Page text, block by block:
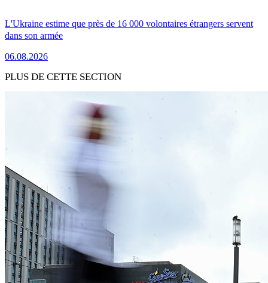
L'Ukraine estime que près de 16 000 volontaires étrangers servent
dans son armée
06.08.2026
PLUS DE CETTE SECTION